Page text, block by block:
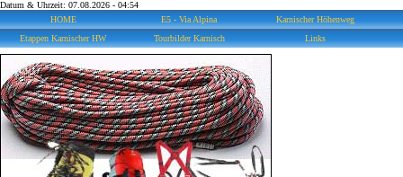
Datum & Uhrzeit: 07.08.2026 - 04:54
HOME
E5 - Via Alpina
Karnischer Höhenweg
Etappen Karnischer HW
Tourbilder Karnisch Links